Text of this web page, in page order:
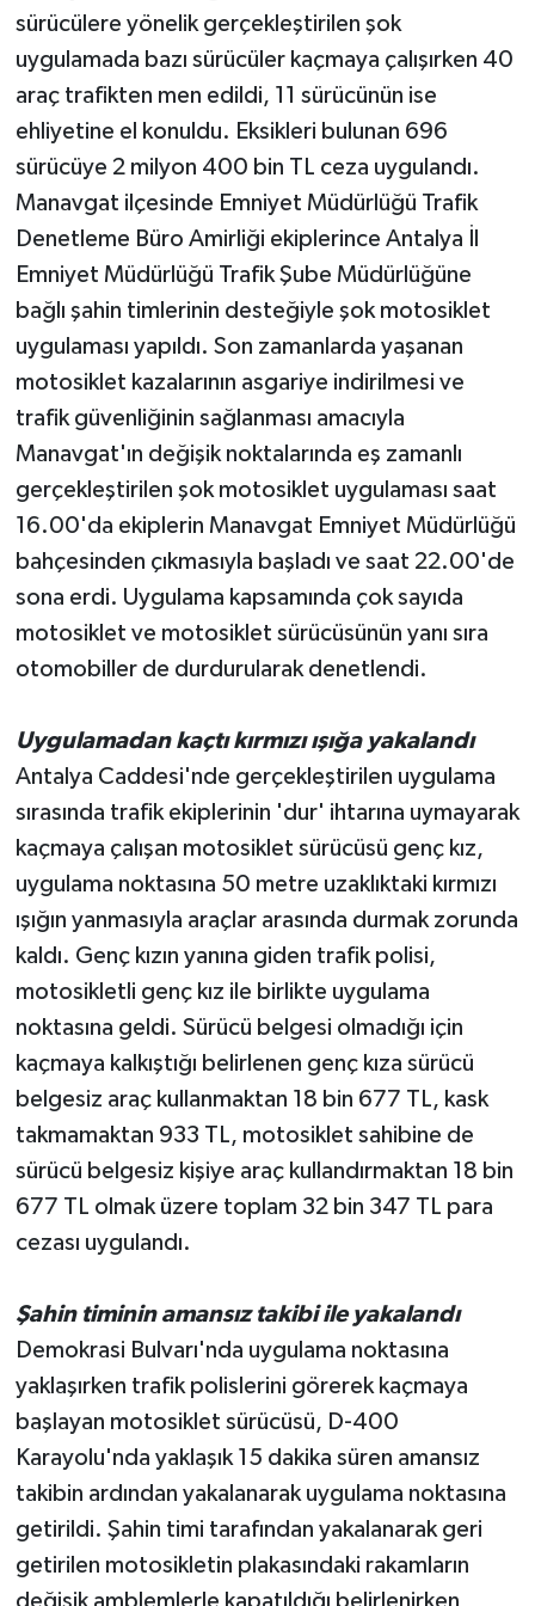
sürücülere yönelik gerçekleştirilen şok
uygulamada bazı sürücüler kaçmaya çalışırken 40
araç trafikten men edildi, 11 sürücünün ise
ehliyetine el konuldu. Eksikleri bulunan 696
sürücüye 2 milyon 400 bin TL ceza uygulandı.
Manavgat ilçesinde Emniyet Müdürlüğü Trafik
Denetleme Büro Amirliği ekiplerince Antalya İl
Emniyet Müdürlüğü Trafik Şube Müdürlüğüne
bağlı şahin timlerinin desteğiyle şok motosiklet
uygulaması yapıldı. Son zamanlarda yaşanan
motosiklet kazalarının asgariye indirilmesi ve
trafik güvenliğinin sağlanması amacıyla
Manavgat'ın değişik noktalarında eş zamanlı
gerçekleştirilen şok motosiklet uygulaması saat
16.00'da ekiplerin Manavgat Emniyet Müdürlüğü
bahçesinden çıkmasıyla başladı ve saat 22.00'de
sona erdi. Uygulama kapsamında çok sayıda
motosiklet ve motosiklet sürücüsünün yanı sıra
otomobiller de durdurularak denetlendi.
Uygulamadan kaçtı kırmızı ışığa yakalandı
Antalya Caddesi'nde gerçekleştirilen uygulama
sırasında trafik ekiplerinin 'dur' ihtarına uymayarak
kaçmaya çalışan motosiklet sürücüsü genç kız,
uygulama noktasına 50 metre uzaklıktaki kırmızı
ışığın yanmasıyla araçlar arasında durmak zorunda
kaldı. Genç kızın yanına giden trafik polisi,
motosikletli genç kız ile birlikte uygulama
noktasına geldi. Sürücü belgesi olmadığı için
kaçmaya kalkıştığı belirlenen genç kıza sürücü
belgesiz araç kullanmaktan 18 bin 677 TL, kask
takmamaktan 933 TL, motosiklet sahibine de
sürücü belgesiz kişiye araç kullandırmaktan 18 bin
677 TL olmak üzere toplam 32 bin 347 TL para
cezası uygulandı.
Şahin timinin amansız takibi ile yakalandı
Demokrasi Bulvarı'nda uygulama noktasına
yaklaşırken trafik polislerini görerek kaçmaya
başlayan motosiklet sürücüsü, D-400
Karayolu'nda yaklaşık 15 dakika süren amansız
takibin ardından yakalanarak uygulama noktasına
getirildi. Şahin timi tarafından yakalanarak geri
getirilen motosikletin plakasındaki rakamların
değişik amblemlerle kapatıldığı belirlenirken,
Teknoloji
Turizm
Yaşam